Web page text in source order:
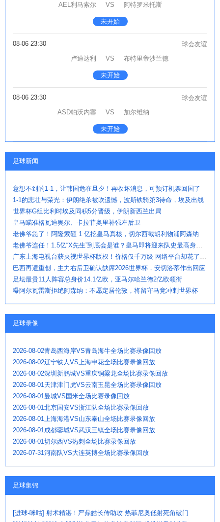
AEL利马索尔
VS 阿特罗米托斯
未开始
08-06 23:30
球会友谊
卢迪达利
VS 布特里帝沙兰德
未开始
08-06 23:30
球会友谊
ASD帕沃内塞
VS 加尔维纳
未开始
足球新闻
意想不到的1-1，让韩国危在旦夕！再收坏消息，可预订机票回国了
1-1的悲壮与荣光：伊朗绝杀被吹遗憾，波斯铁骑第3待命，埃及出线
世界杯G组比利时埃及同积5分晋级，伊朗新西兰出局
皇马瞄准格瓦迪奥尔、卡拉菲奥里补强左后卫
老佛爷急了！阿隆索砸 1 亿挖皇马真核，切尔西截胡利物浦阿森纳
老佛爷连任！1.5亿“X先生”到底会是谁？皇马即将迎来队史最高身价球
广东上海电视台获央视世界杯版权！价格仅千万级 网络平台却花了16亿
巴西再遭重创，主力右后卫确认缺席2026世界杯，安切洛蒂作出回应
足坛最贵11人阵容总身价14.1亿欧，亚马尔哈兰德2亿欧领衔
曝阿尔瓦雷斯拒绝阿森纳：不愿定居伦敦，将留守马竞冲刺世界杯
足球录像
2026-08-02青岛西海岸VS青岛海牛全场比赛录像回放
2026-08-02辽宁铁人VS上海申花全场比赛录像回放
2026-08-02深圳新鹏城VS重庆铜梁龙全场比赛录像回放
2026-08-01天津津门虎VS云南玉昆全场比赛录像回放
2026-08-01曼城VS国米全场比赛录像回放
2026-08-01北京国安VS浙江队全场比赛录像回放
2026-08-01上海海港VS山东泰山全场比赛录像回放
2026-08-01成都蓉城VS武汉三镇全场比赛录像回放
2026-08-01切尔西VS热刺全场比赛录像回放
2026-07-31河南队VS大连英博全场比赛录像回放
足球集锦
[进球-咪咕] 射术精湛！严鼎皓长传助攻 热菲尼奥低射死角破门